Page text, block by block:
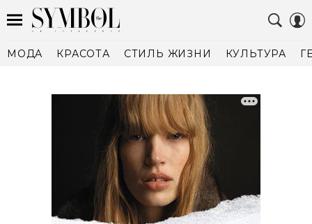
МОДА КРАСОТА СТИЛЬ ЖИЗНИ КУЛЬТУРА